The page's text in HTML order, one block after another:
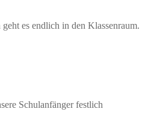
es endlich in den Klassenraum.
Schulanfänger festlich